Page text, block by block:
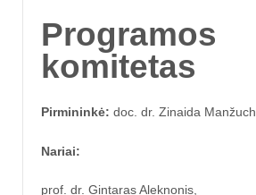
Programos
komitetas
Pirmininkė: doc. dr. Zinaida Manžuch
Nariai:
prof. dr. Gintaras Aleknonis,